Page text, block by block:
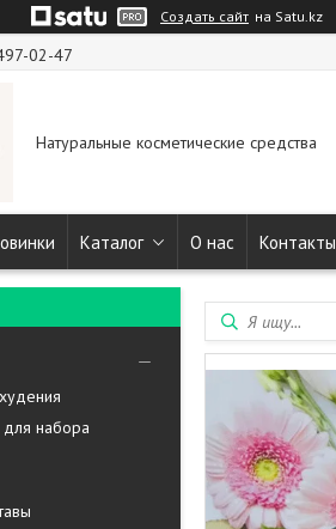
Создать сайт на Satu.kz
02-47
Натуральные косметические средства
Каталог О нас Контакты
набора